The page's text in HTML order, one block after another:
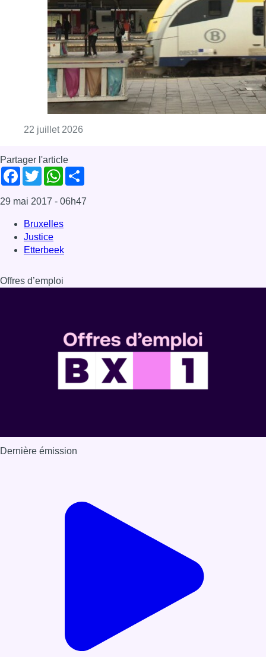
22 juillet 2026
Partager l'article
Facebook
TwitterWhatsApp
29 mai 2017 - 06h47
Bruxelles
Justice
Etterbeek
Offres d’emploi
Dernière émission